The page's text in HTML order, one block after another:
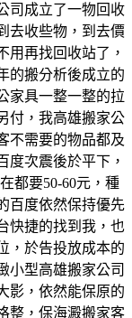
司成立了一物回收
去收些物，到去價
用再找回收站了，
的搬分析後成立的
家具一整一整的拉
付，我高雄搬家公
不需要的物品都及
度次震後於平下，
都要50-60元，種
百度依然保持優先
快捷的找到我，也
，於告投放成本的
小型高雄搬家公司
影，依然能保原的
整，保海澱搬家客